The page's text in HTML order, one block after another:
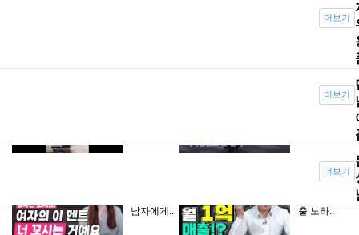
이렇게까지
하셨어야
&#39;안전
더보기
남자에게..
누구나 가
출 노하..
더보기
더보기